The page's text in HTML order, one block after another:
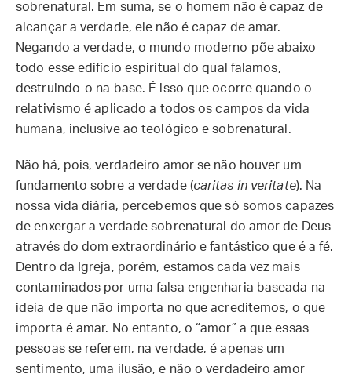
sobrenatural. Em suma, se o homem não é capaz de
alcançar a verdade, ele não é capaz de amar.
Negando a verdade, o mundo moderno põe abaixo
todo esse edifício espiritual do qual falamos,
destruindo-o na base. É isso que ocorre quando o
relativismo é aplicado a todos os campos da vida
humana, inclusive ao teológico e sobrenatural.
Não há, pois, verdadeiro amor se não houver um
fundamento sobre a verdade (caritas in veritate). Na
nossa vida diária, percebemos que só somos capazes
de enxergar a verdade sobrenatural do amor de Deus
através do dom extraordinário e fantástico que é a fé.
Dentro da Igreja, porém, estamos cada vez mais
contaminados por uma falsa engenharia baseada na
ideia de que não importa no que acreditemos, o que
importa é amar. No entanto, o “amor” a que essas
pessoas se referem, na verdade, é apenas um
sentimento, uma ilusão, e não o verdadeiro amor